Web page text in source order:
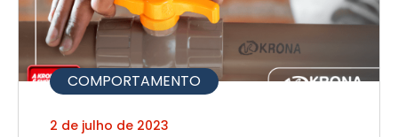
COMPORTAMENTO
2 de julho de 2023